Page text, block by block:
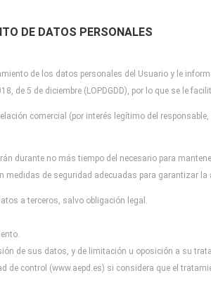
DE DATOS PERSONALES
de los datos personales del Usuario y le
de 5 de diciembre (LOPDGDD), por lo que se le
comercial (por interés legítimo del
durante no más tiempo del necesario para
medidas de seguridad adecuadas para garantizar la
a terceros, salvo obligación legal.
de sus datos, y de limitación u oposición a su
de control (www.aepd.es) si considera que el